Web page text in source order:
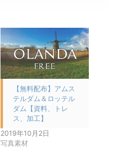
【無料配布】アムス
テルダム＆ロッテル
ダム【資料、トレ
ス、加工】
2019年10月2日
写真素材